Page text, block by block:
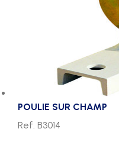
POULIE SUR CHAMP
Ref. B3014